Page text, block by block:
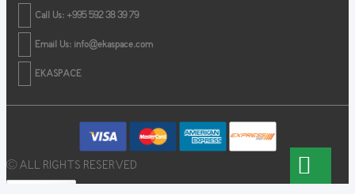
Call Us: +995 592 38 39 79
Email Us: info@ekaspace.com
EKASPACE
© ALL RIGHTS RESERVED